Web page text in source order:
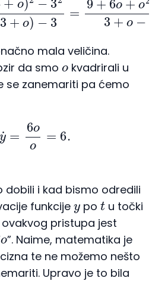
mala veličina.
da smo
o
kvadrirali u
se zanemariti pa ćemo
6oo
dobili i kad bismo odredili
funkcije
y
po
t
u točki
ovakvog pristupa jest
o
”. Naime, matematika je
te ne možemo nešto
Upravo je to bila